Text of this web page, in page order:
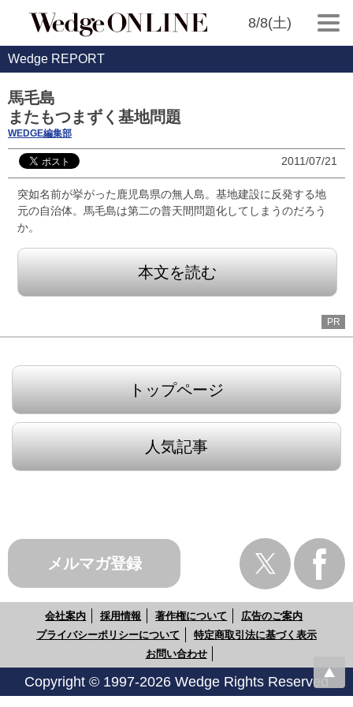
8/8(土)
Wedge REPORT
馬毛島
またもつまずく基地問題
WEDGE編集部
2011/07/21
突如名前が挙がった鹿児島県の無人島。基地建設に反発する地
元の自治体。馬毛島は第二の普天間問題化してしまうのだろう
か。
本文を読む
PR
トップページ
人気記事
メルマガ登録
会社案内 採用情報 著作権について
広告のご案内
プライバシーポリシーについて
特定商取引法に基づく表示
お問い合わせ
Copyright © 1997-2026 Wedge Rights Reserved